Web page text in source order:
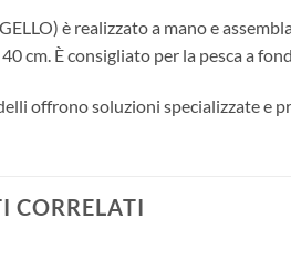
è realizzato a mano e
cm. È consigliato per la pesca a
offrono soluzioni specializzate e
CORRELATI